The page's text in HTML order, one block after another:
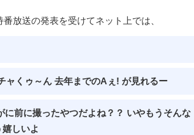
放送の発表を受けてネット上では、
ャくゥ～ん 去年までのAぇ! が見れるー
前に撮ったやつだよね？？ いやもうそんな
しいよ